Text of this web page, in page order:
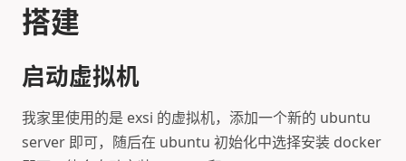
搭建
启动虚拟机
我家里使用的是 exsi 的虚拟机，添加一个新的 ubuntu
server 即可，随后在 ubuntu 初始化中选择安装 docker